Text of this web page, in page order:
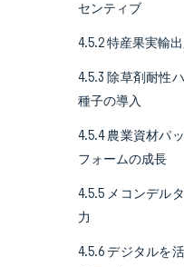
センティブ
4.5.2 特産果実輸
4.5.3 除草剤耐性
種子の導入
4.5.4 農業資材パ
フォームの成長
4.5.5 メコンデル
力
4.5.6 デジタルを